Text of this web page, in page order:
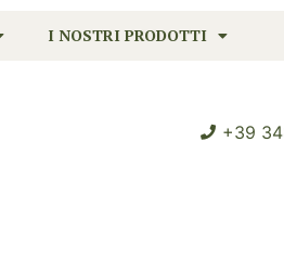
I NOSTRI PRODOTTI
+39